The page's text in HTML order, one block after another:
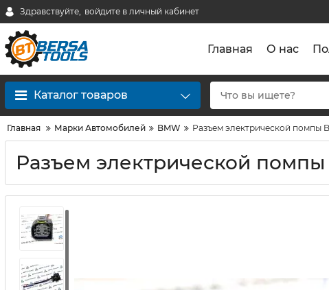
Здравствуйте, войдите в личный кабинет
Главная О нас
Каталог товаров
Главная Марки Автомобилей BMW Разъем электрической помпы
Разъем электрической